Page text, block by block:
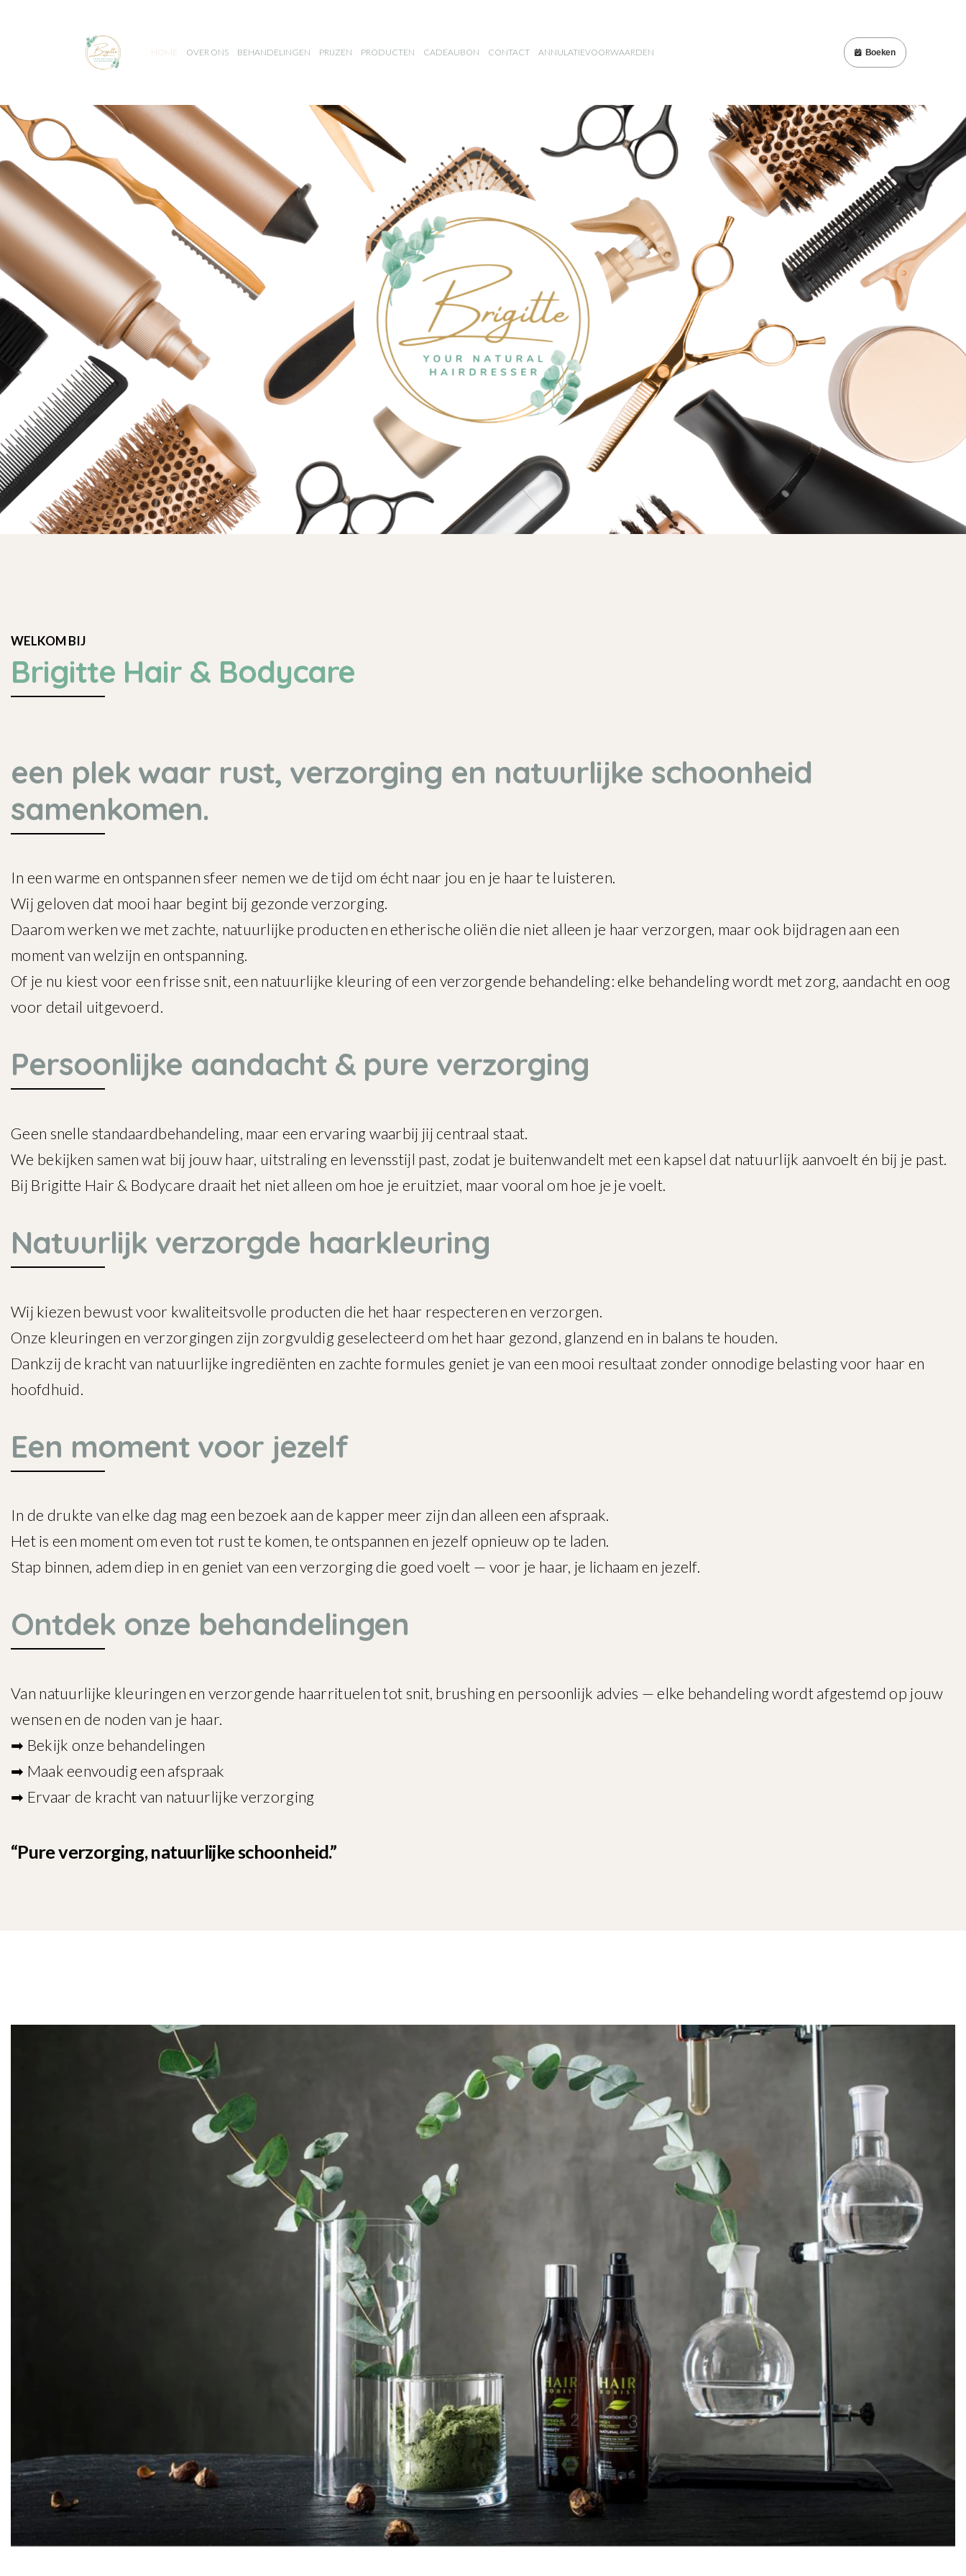
HOME OVER ONS BEHANDELINGEN PRIJZEN PRODUCTEN CADEAUBON CONTACT ANNULATIEVOORWAARDEN Boeken
WELKOM BIJ
Brigitte Hair & Bodycare
een plek waar rust, verzorging en natuurlijke schoonheid
samenkomen.
In een warme en ontspannen sfeer nemen we de tijd om écht naar jou en je haar te luisteren.
Wij geloven dat mooi haar begint bij gezonde verzorging.
Daarom werken we met zachte, natuurlijke producten en etherische oliën die niet alleen je haar verzorgen, maar ook bijdragen aan een
moment van welzijn en ontspanning.
Of je nu kiest voor een frisse snit, een natuurlijke kleuring of een verzorgende behandeling: elke behandeling wordt met zorg, aandacht en oog
voor detail uitgevoerd.
Persoonlijke aandacht & pure verzorging
Geen snelle standaardbehandeling, maar een ervaring waarbij jij centraal staat.
We bekijken samen wat bij jouw haar, uitstraling en levensstijl past, zodat je buitenwandelt met een kapsel dat natuurlijk aanvoelt én bij je past.
Bij Brigitte Hair & Bodycare draait het niet alleen om hoe je eruitziet, maar vooral om hoe je je voelt.
Natuurlijk verzorgde haarkleuring
Wij kiezen bewust voor kwaliteitsvolle producten die het haar respecteren en verzorgen.
Onze kleuringen en verzorgingen zijn zorgvuldig geselecteerd om het haar gezond, glanzend en in balans te houden.
Dankzij de kracht van natuurlijke ingrediënten en zachte formules geniet je van een mooi resultaat zonder onnodige belasting voor haar en
hoofdhuid.
Een moment voor jezelf
In de drukte van elke dag mag een bezoek aan de kapper meer zijn dan alleen een afspraak.
Het is een moment om even tot rust te komen, te ontspannen en jezelf opnieuw op te laden.
Stap binnen, adem diep in en geniet van een verzorging die goed voelt — voor je haar, je lichaam en jezelf.
Ontdek onze behandelingen
Van natuurlijke kleuringen en verzorgende haarrituelen tot snit, brushing en persoonlijk advies — elke behandeling wordt afgestemd op jouw
wensen en de noden van je haar.
➡ Bekijk onze behandelingen
➡ Maak eenvoudig een afspraak
➡ Ervaar de kracht van natuurlijke verzorging
“Pure verzorging, natuurlijke schoonheid.”